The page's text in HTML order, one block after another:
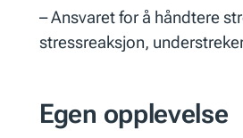
– Ansvaret for å håndtere
stressreaksjon,
Egen opplevelse